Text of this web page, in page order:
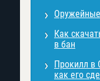
Как
в бан
Прокилл в
как его